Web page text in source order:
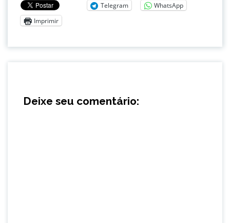
Telegram
WhatsApp
Imprimir
Deixe seu comentário: